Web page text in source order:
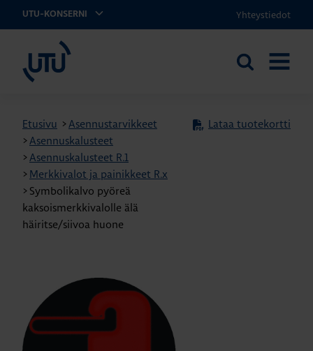
UTU-KONSERNI Yhteystiedot
Etsi
Etusivu >Asennustarvikkeet
>Asennuskalusteet
>Asennuskalusteet R.1
> Merkkivalot ja painikkeet R.x
> Symbolikalvo pyöreä
kaksoismerkkivalolle älä
häiritse/siivoa huone
Lataa tuotekortti